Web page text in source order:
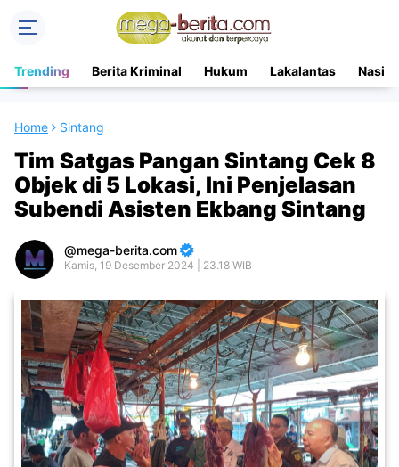
Trending Berita Kriminal Hukum Lakalantas
Home Sintang
Tim Satgas Pangan Sintang Cek 8
Objek di 5 Lokasi, Ini Penjelasan
Subendi Asisten Ekbang Sintang
mega-berita.com
Kamis, 19 Desember 2024 | 23.18 WIB